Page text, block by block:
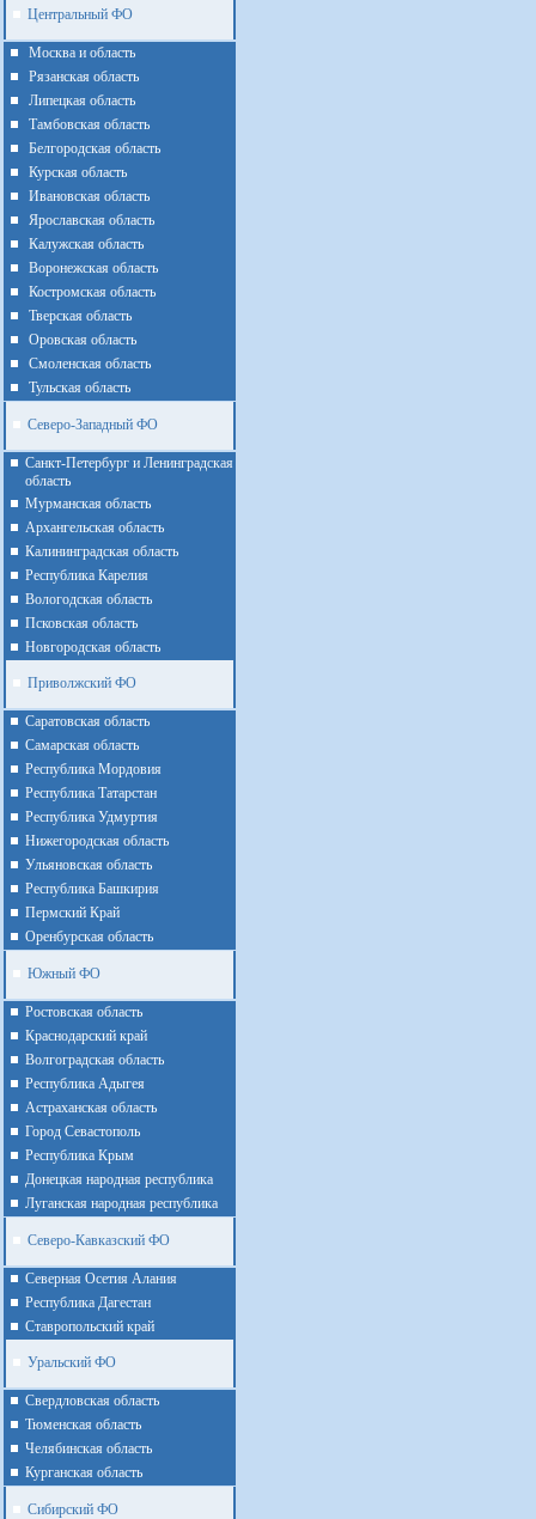
Центральный ФО
Москва и область
Рязанская область
Липецкая область
Тамбовская область
Белгородская область
Курская область
Ивановская область
Ярославская область
Калужская область
Воронежская область
Костромская область
Тверская область
Оровская область
Смоленская область
Тульская область
Северо-Западный ФО
Санкт-Петербург и Ленинградская
область
Мурманская область
Архангельская область
Калининградская область
Республика Карелия
Вологодская область
Псковская область
Новгородская область
Приволжский ФО
Cаратовская область
Cамарская область
Республика Мордовия
Республика Татарстан
Республика Удмуртия
Нижегородская область
Ульяновская область
Республика Башкирия
Пермский Край
Оренбурская область
Южный ФО
Ростовская область
Краснодарский край
Волгоградская область
Республика Адыгея
Астраханская область
Город Севастополь
Республика Крым
Донецкая народная республика
Луганская народная республика
Северо-Кавказский ФО
Северная Осетия Алания
Республика Дагестан
Ставропольский край
Уральский ФО
Cвердловская область
Тюменская область
Челябинская область
Курганская область
Сибирский ФО